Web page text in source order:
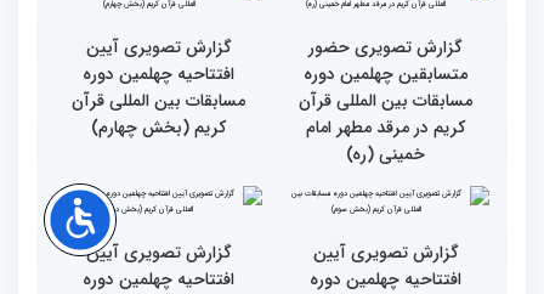
حضور متسابقین از 11 کشور
در اولین روز مسابقات
بین‌المللی قرآن
جزئیات اولین روز رقابت
بخش برادران چهلمین دوره
مسابقات بین‌المللی قرآن
کریم
متسابقین چهلمین دوره
مسابقات بین المللی قرآن
گزارش تصویری آیین
افتتاحیه چهلمین دوره
مسابقات بین المللی قرآن